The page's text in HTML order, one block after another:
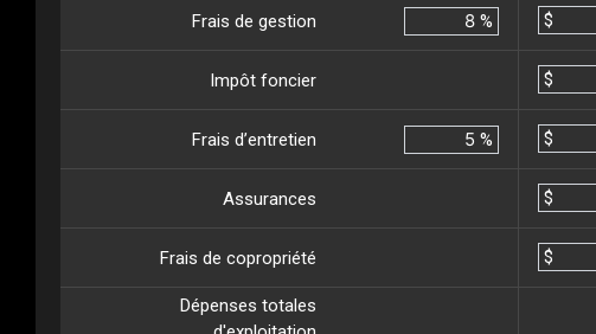
Frais de gestion % $
Impôt foncier $
Frais d’entretien % $
Assurances $
Frais de copropriété $
Dépenses totales